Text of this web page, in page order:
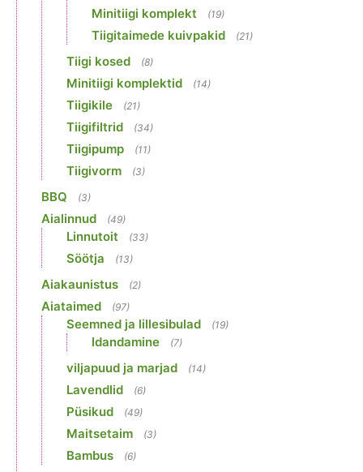
Minitiigi komplekt (19)
Tiigitaimede kuivpakid (21)
Tiigi kosed (8)
Minitiigi komplektid (14)
Tiigikile (21)
Tiigifiltrid (34)
Tiigipump (11)
Tiigivorm (3)
BBQ (3)
Aialinnud (49)
Linnutoit (33)
Söötja (13)
Aiakaunistus (2)
Aiataimed (97)
Seemned ja lillesibulad (19)
Idandamine (7)
viljapuud ja marjad (14)
Lavendlid (6)
Püsikud (49)
Maitsetaim (3)
Bambus (6)